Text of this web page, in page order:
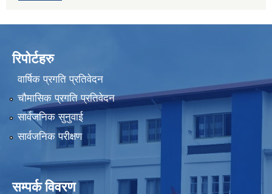
रिपोर्टहरु
वार्षिक प्रगति प्रतिवेदन
चौमासिक प्रगति प्रतिवेदन
सार्वजनिक सुनुवाई
सार्वजनिक परीक्षण
सम्पर्क विवरण